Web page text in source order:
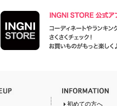
初めての方へ